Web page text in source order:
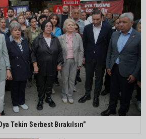
tutuklandı
Seyhan’da fırın ve pastanelere hijyen denetimi
gerçekleştirildi
Eski polis memuru Ergün Karakaya’nın
öldürüldüğü silahlı kavganın görüntüleri ortaya
çıktı
Tekin Serbest Bırakılsın”